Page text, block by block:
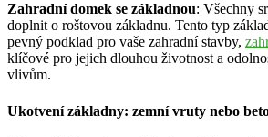
Zahradní domek se základnou: Všechny
doplnit o roštovou základnu. Tento typ
pevný podklad pro vaše zahradní stavby,
klíčové pro jejich dlouhou životnost a
vlivům.
Ukotvení základny: zemní vruty nebo